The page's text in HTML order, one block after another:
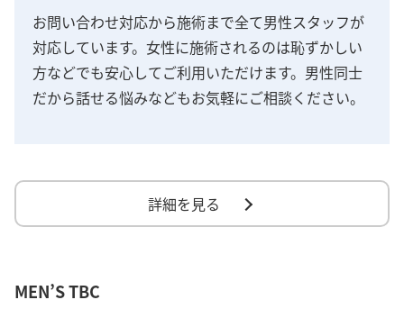
お問い合わせ対応から施術まで全て男性スタッフが
対応しています。女性に施術されるのは恥ずかしい
方などでも安心してご利用いただけます。男性同士
だから話せる悩みなどもお気軽にご相談ください。
詳細を見る
MEN’S TBC